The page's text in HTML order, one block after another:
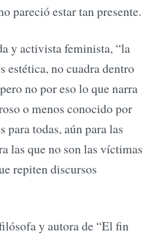
pareció estar tan presente.
y activista feminista, “la
estética, no cuadra dentro
no por eso lo que narra
o menos conocido por
para todas, aún para las
las que no son las víctimas
repiten discursos
y autora de “El fin